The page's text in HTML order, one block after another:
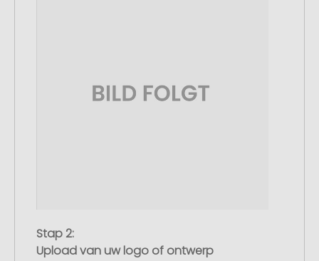
Stap 2:
Upload van uw logo of ontwerp